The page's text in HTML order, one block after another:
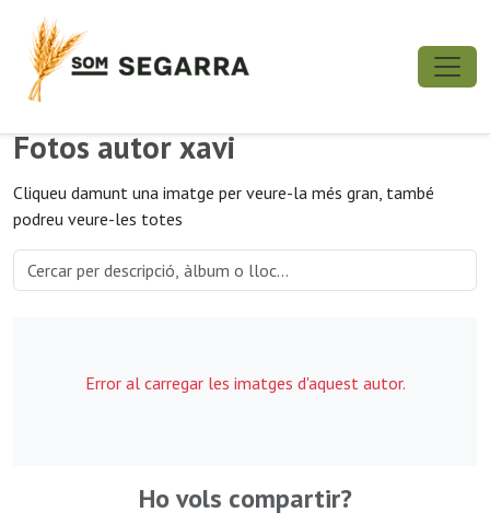
Fotos autor xavi
Cliqueu damunt una imatge per veure-la més gran, també
podreu veure-les totes
Error al carregar les imatges d'aquest autor.
Ho vols compartir?